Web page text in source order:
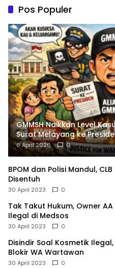
Pos Populer
GMMSH Naikkan Level
Surat Melayang ke
6 April 2026 0
BPOM dan Polisi Mandul,
Disentuh
30 April 2023 0
Tak Takut Hukum, Owner
Ilegal di Medsos
30 April 2023 0
Disindir Soal Kosmetik
Blokir WA Wartawan
30 April 2023 0